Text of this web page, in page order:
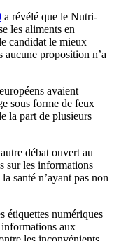
a révélé que le Nutri-
les aliments en
candidat le mieux
proposition n’a
avaient
sous forme de feux
la part de plusieurs
débat ouvert au
sur les informations
santé n’ayant pas non
étiquettes numériques
aux